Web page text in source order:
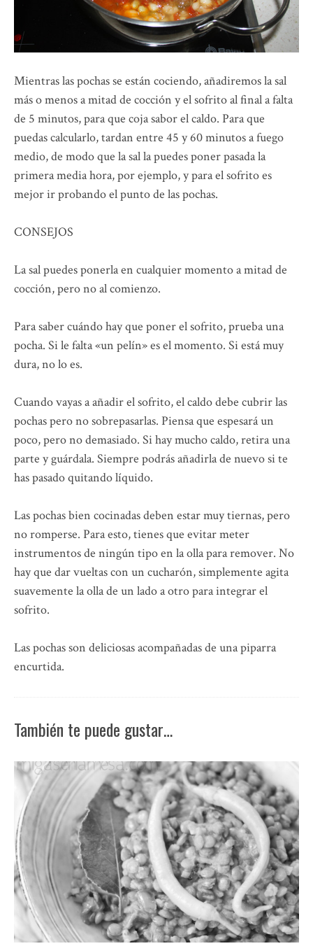
Mientras las pochas se están cociendo, añadiremos la sal
más o menos a mitad de cocción y el sofrito al final a falta
de 5 minutos, para que coja sabor el caldo. Para que
puedas calcularlo, tardan entre 45 y 60 minutos a fuego
medio, de modo que la sal la puedes poner pasada la
primera media hora, por ejemplo, y para el sofrito es
mejor ir probando el punto de las pochas.
CONSEJOS
La sal puedes ponerla en cualquier momento a mitad de
cocción, pero no al comienzo.
Para saber cuándo hay que poner el sofrito, prueba una
pocha. Si le falta «un pelín» es el momento. Si está muy
dura, no lo es.
Cuando vayas a añadir el sofrito, el caldo debe cubrir las
pochas pero no sobrepasarlas. Piensa que espesará un
poco, pero no demasiado. Si hay mucho caldo, retira una
parte y guárdala. Siempre podrás añadirla de nuevo si te
has pasado quitando líquido.
Las pochas bien cocinadas deben estar muy tiernas, pero
no romperse. Para esto, tienes que evitar meter
instrumentos de ningún tipo en la olla para remover. No
hay que dar vueltas con un cucharón, simplemente agita
suavemente la olla de un lado a otro para integrar el
sofrito.
Las pochas son deliciosas acompañadas de una piparra
encurtida.
También te puede gustar…